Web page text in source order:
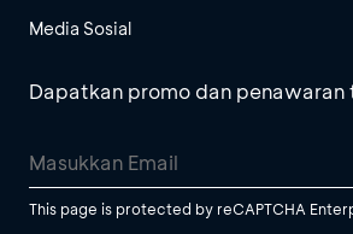
Media Sosial
Dapatkan promo dan penawaran
This page is protected by reCAPTCHA